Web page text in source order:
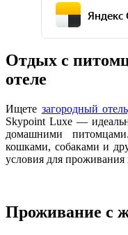
Яндекс
Отдых с
отеле
Ищете загородный
Skypoint Luxe —
домашними
кошками, собаками и
условия для проживания
Проживание с